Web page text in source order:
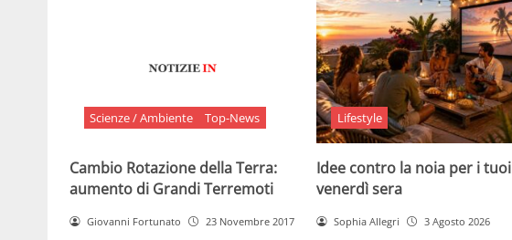
Scienze / Ambiente Top-News
Cambio Rotazione della Terra:
aumento di Grandi Terremoti
Giovanni Fortunato 23 Novembre 2017
Lifestyle
Idee contro la noia per i tuoi
venerdì sera
Sophia Allegri 3 Agosto 2026